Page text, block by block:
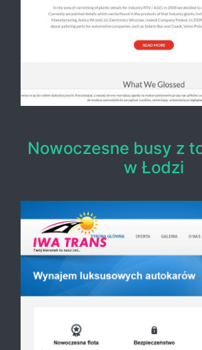
Nowoczesne busy z
w Łodzi